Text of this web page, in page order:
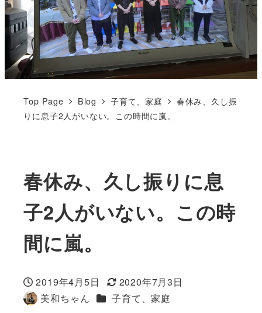
Top Page Blog 子育て、家庭
春休み、久し振
りに息子2人がいない。この時間に嵐。
春休み、久し振りに息
子2人がいない。この時
間に嵐。
投稿日
2019年4月5日
更新日
2020年7月3日
著
美和ちゃん カテゴリー
子育て、家庭